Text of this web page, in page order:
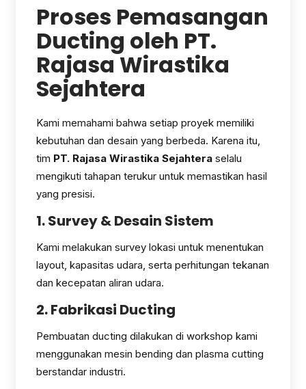
Proses Pemasangan
Ducting oleh PT.
Rajasa Wirastika
Sejahtera
Kami memahami bahwa setiap proyek memiliki
kebutuhan dan desain yang berbeda. Karena itu,
tim PT. Rajasa Wirastika Sejahtera selalu
mengikuti tahapan terukur untuk memastikan hasil
yang presisi.
1. Survey & Desain Sistem
Kami melakukan survey lokasi untuk menentukan
layout, kapasitas udara, serta perhitungan tekanan
dan kecepatan aliran udara.
2. Fabrikasi Ducting
Pembuatan ducting dilakukan di workshop kami
menggunakan mesin bending dan plasma cutting
berstandar industri.